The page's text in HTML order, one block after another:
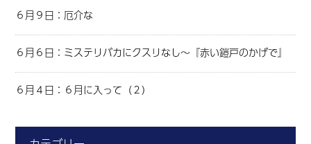
６月９日：厄介な
６月６日：ミステリバカにクスリなし～『赤い鎧戸のかげで』
６月４日：６月に入って（２）